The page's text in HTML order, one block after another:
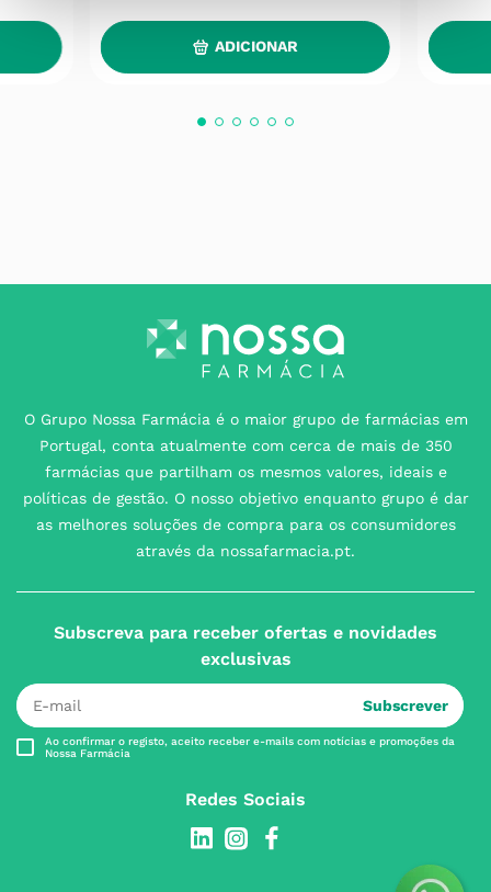
ADICIONAR
O Grupo Nossa Farmácia é o maior grupo de farmácias em
Portugal, conta atualmente com cerca de mais de 350
farmácias que partilham os mesmos valores, ideais e
políticas de gestão. O nosso objetivo enquanto grupo é dar
as melhores soluções de compra para os consumidores
através da nossafarmacia.pt.
Subscreva para receber ofertas e novidades
exclusivas
Subscrever
Ao confirmar o registo, aceito receber e-mails com notícias e promoções da
Nossa Farmácia
Redes Sociais